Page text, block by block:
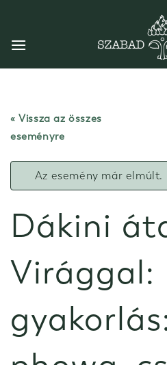
content
« Vissza az összes
eseményre
Az esemény már elmúlt.
Dákini
Virággal: